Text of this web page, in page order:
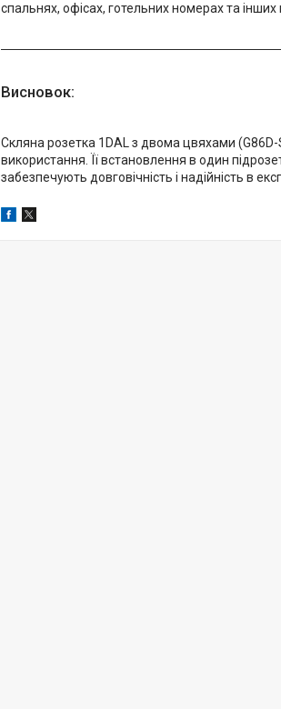
спальнях, офісах, готельних номерах та
Висновок:
Скляна розетка 1DAL з двома цвяхами
використання. Її встановлення в один
забезпечують довговічність і надійність в